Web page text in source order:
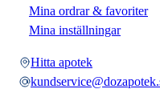
Mina ordrar & favoriter
Mina inställningar
Hitta apotek